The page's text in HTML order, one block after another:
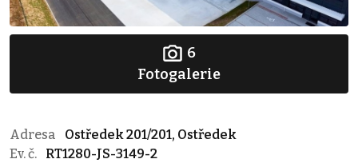
6
Fotogalerie
Adresa
Ostředek 201/201, Ostředek
Ev. č.
RT1280-JS-3149-2